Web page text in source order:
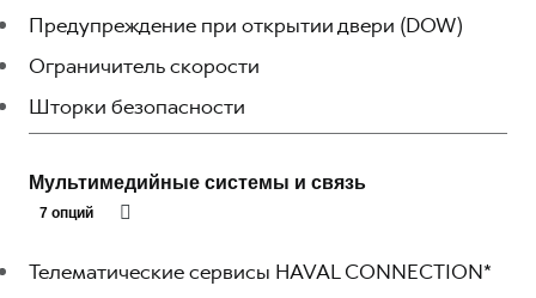
Предупреждение при открытии двери (DOW)
Ограничитель скорости
Шторки безопасности
Мультимедийные системы и связь
7 опций
Телематические сервисы HAVAL CONNECTION*